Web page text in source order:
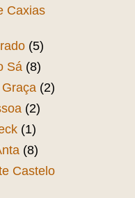
Caxias
(5)
Sá (8)
(2)
(2)
(1)
(8)
Castelo